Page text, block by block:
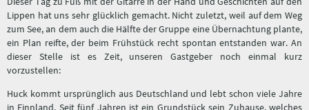
Lippen hat uns sehr glücklich gemacht. Nicht zuletzt, weil auf dem Weg
zum See, an dem auch die Hälfte der Gruppe eine Übernachtung plante,
ein Plan reifte, der beim Frühstück recht spontan entstanden war. An
dieser Stelle ist es Zeit, unseren Gastgeber noch einmal kurz
vorzustellen:
Huck kommt ursprünglich aus Deutschland und lebt schon viele Jahre
in Finnland. Seit fünf Jahren ist ein Grundstück sein Zuhause, welches